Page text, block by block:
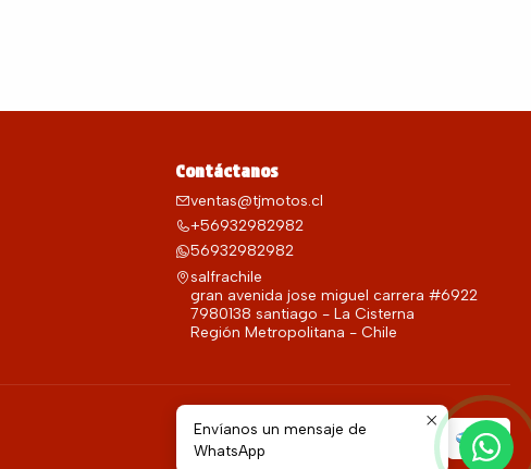
Contáctanos
ventas@tjmotos.cl
+56932982982
56932982982
salfrachile
gran avenida jose miguel carrera #6922
7980138 santiago - La Cisterna
Región Metropolitana - Chile
Envíanos un mensaje de
WhatsApp